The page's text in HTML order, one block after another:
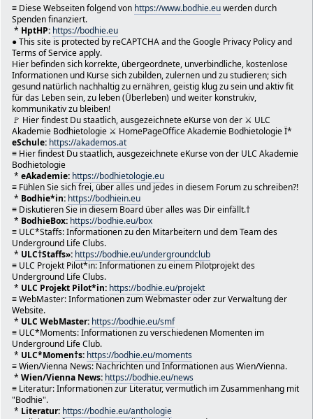
--------------------------------------------
★ Ronald Johannes deClaire Schwab
⚔.Obmann Underground Life Club/ULC e.V. LPD IV-Vr 442/b/
Clementinengasse8/8c
1150 Wien-FünfHaus/Vienna-Österreich/Austria-EU
✉ office@bodhie.eu
https://bodhie.eu
➦ https://www.akademos.at/
⚜ https://www.bodhietologie.eu
------------------
Hier befinden sich korrekte, übergeordnete,
Informationen und Kurse sich zubilden, zulernen und zu
gesund natürlich nachhaltig zu ernähren, geistig klug
fit für das Leben sein, zu leben (Überleben) und weiter
kommunikativ zu bleiben! In diesem reichhaltigen
Sie eine schier unerschöpfliche Quelle an akkuraten,
erhellenden und kostenfreien Informationen sowie
es Ihnen ermöglichen, Ihre intellektuellen Horizonte zu
können Sie sich nicht nur weiterbilden, sondern auch
des Lebens mit all seinen Facetten entdecken und
Plattform ist Ihr Portal zu einer nachhaltigen, vitalen
sowohl Ihrem Körper als auch Ihrem Geist Wohlstand und
verleiht. Sie werden dazu befähigt, aktiv und
Leben zu gehen, nicht bloss zu existieren, sondern zu
mit einer aufbauenden, kommunikativen Einstellung
Sie herum.
Willkommen in einer Welt des Wissens und der
:) Nach der schriftlichen, verbalen und praktischer
ULC Staff Mitglied und ein Bodhie Auditor werden!
In einem universitären Kontext kann der Begriff
Bedeutung haben. Ein "Auditor" an einer Universität ist
eine Person, die Kurse oder Vorlesungen besucht, aber
≡ Diese Webseiten folgend von https://www.bodhie.euwerden durch
Spenden finanziert.
* HptHP: https://bodhie.eu
● This site is protected by reCAPTCHA and the Google Privacy Policy and
Terms of Service apply.
Hier befinden sich korrekte, übergeordnete, unverbindliche, kostenlose
Informationen und Kurse sich zubilden, zulernen und zu studieren; sich
gesund natürlich nachhaltig zu ernähren, geistig klug zu sein und aktiv fit
für das Leben sein, zu leben (Überleben) und weiter konstrukiv,
kommunikativ zu bleiben!
🚩 Hier findest Du staatlich, ausgezeichnete eKurse von der ⚔ ULC
Akademie Bodhietologie ⚔ HomePageOffice Akademie Bodhietologie Ï*
eSchule: https://akademos.at
≡ Hier findest Du staatlich, ausgezeichnete eKurse von der ULC Akademie
Bodhietologie
* eAkademie: https://bodhietologie.eu
≡ Fühlen Sie sich frei, über alles und jedes in diesem Forum zu schreiben?!
* Bodhie*in: https://bodhiein.eu
≡ Diskutieren Sie in diesem Board über alles was Dir einfällt.†
* BodhieBox: https://bodhie.eu/box
≡ ULC*Staffs: Informationen zu den Mitarbeitern und dem Team des
Underground Life Clubs.
* ULC†Staffs»: https://bodhie.eu/undergroundclub
≡ ULC Projekt Pilot*in: Informationen zu einem Pilotprojekt des
Underground Life Clubs.
* ULC Projekt Pilot*in: https://bodhie.eu/projekt
≡ WebMaster: Informationen zum Webmaster oder zur Verwaltung der
Website.
* ULC WebMaster: https://bodhie.eu/smf
≡ ULC*Moments: Informationen zu verschiedenen Momenten im
Underground Life Club.
* ULC*Momen†s: https://bodhie.eu/moments
≡ Wien/Vienna News: Nachrichten und Informationen aus Wien/Vienna.
* Wien/Vienna News: https://bodhie.eu/news
≡ Literatur: Informationen zur Literatur, vermutlich im Zusammenhang mit
"Bodhie".
* Literatur: https://bodhie.eu/anthologie